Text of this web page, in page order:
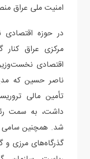
امنیت ملی عراق
در حوزه اقتصادی
مرکزی عراق
اقتصادی
ناصر حسین که
تأمین مالی
داشت، به سمت
شد. همچنین سامی
گذرگاه‌های مرزی و